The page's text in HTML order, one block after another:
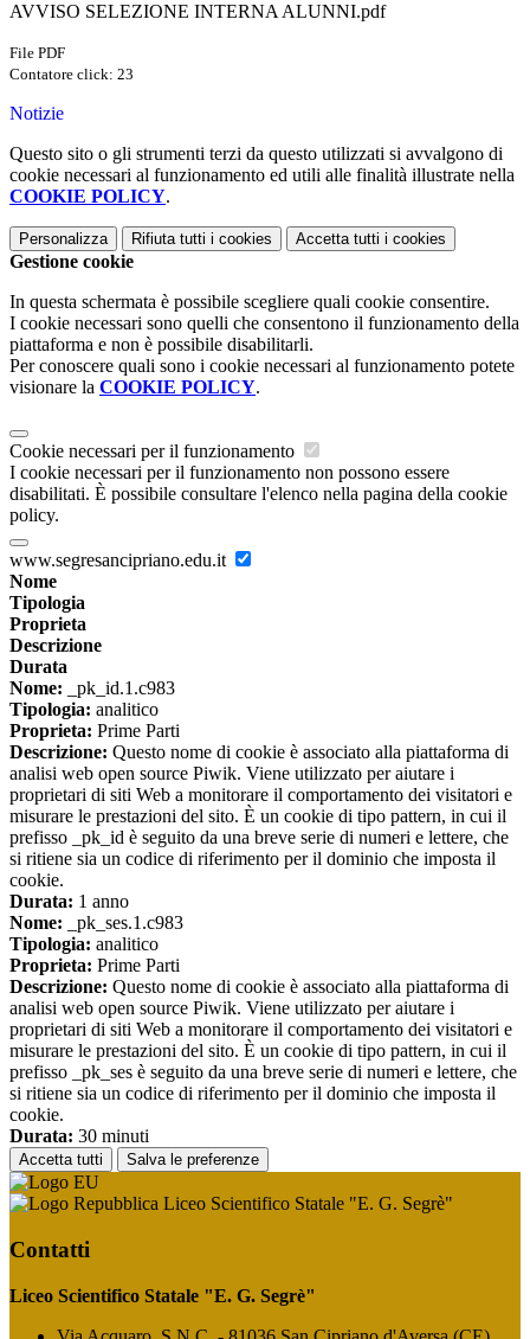
AVVISO SELEZIONE INTERNA ALUNNI.pdf
File PDF
Contatore click: 23
Notizie
Questo sito o gli strumenti terzi da questo utilizzati si avvalgono di
cookie necessari al funzionamento ed utili alle finalità illustrate nella
COOKIE POLICY.
Personalizza Rifiuta tutti i cookies Accetta tutti i cookies
Gestione cookie
In questa schermata è possibile scegliere quali cookie consentire.
I cookie necessari sono quelli che consentono il funzionamento della
piattaforma e non è possibile disabilitarli.
Per conoscere quali sono i cookie necessari al funzionamento potete
visionare la COOKIE POLICY.
Cookie necessari per il funzionamento
I cookie necessari per il funzionamento non possono essere
disabilitati. È possibile consultare l'elenco nella pagina della cookie
policy.
www.segresancipriano.edu.it
Nome
Tipologia
Proprieta
Descrizione
Durata
Nome: _pk_id.1.c983
Tipologia: analitico
Proprieta: Prime Parti
Descrizione: Questo nome di cookie è associato alla piattaforma di
analisi web open source Piwik. Viene utilizzato per aiutare i
proprietari di siti Web a monitorare il comportamento dei visitatori e
misurare le prestazioni del sito. È un cookie di tipo pattern, in cui il
prefisso _pk_id è seguito da una breve serie di numeri e lettere, che
si ritiene sia un codice di riferimento per il dominio che imposta il
cookie.
Durata: 1 anno
Nome: _pk_ses.1.c983
Tipologia: analitico
Proprieta: Prime Parti
Descrizione: Questo nome di cookie è associato alla piattaforma di
analisi web open source Piwik. Viene utilizzato per aiutare i
proprietari di siti Web a monitorare il comportamento dei visitatori e
misurare le prestazioni del sito. È un cookie di tipo pattern, in cui il
prefisso _pk_ses è seguito da una breve serie di numeri e lettere, che
si ritiene sia un codice di riferimento per il dominio che imposta il
cookie.
Durata: 30 minuti
Accetta tutti Salva le preferenze
Liceo Scientifico Statale "E. G. Segrè"
Contatti
Liceo Scientifico Statale "E. G. Segrè"